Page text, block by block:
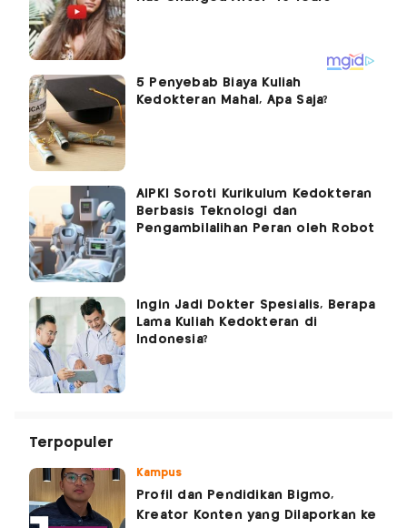
5 Penyebab Biaya Kuliah
Kedokteran Mahal, Apa Saja?
AIPKI Soroti Kurikulum Kedokteran
Berbasis Teknologi dan
Pengambilalihan Peran oleh Robot
Ingin Jadi Dokter Spesialis, Berapa
Lama Kuliah Kedokteran di
Indonesia?
Terpopuler
Kampus
Profil dan Pendidikan Bigmo,
Kreator Konten yang Dilaporkan ke